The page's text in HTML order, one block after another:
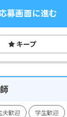
募画面に進む
キープ
夫歓迎 学生歓迎